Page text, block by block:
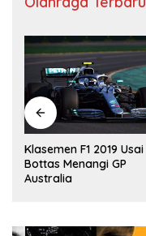
Klasemen F1 2019 Usai
Bottas Menangi GP
Australia